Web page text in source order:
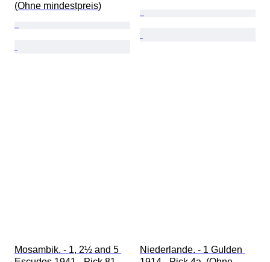
(Ohne mindestpreis)
Mosambik. - 1, 2½ and 5
Niederlande. - 1 Gulden